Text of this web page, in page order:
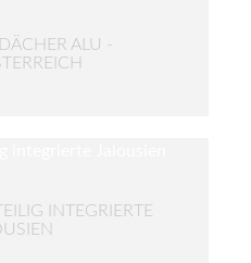
ALU -
INTEGRIERTE